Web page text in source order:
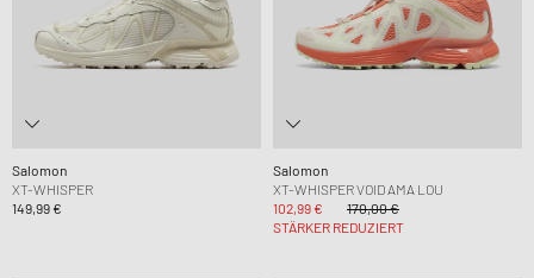
Salomon
XT-WHISPER
149,99 €
Salomon
XT-WHISPER VOID AMA LOU
102,99 €
170,00 €
STÄRKER REDUZIERT